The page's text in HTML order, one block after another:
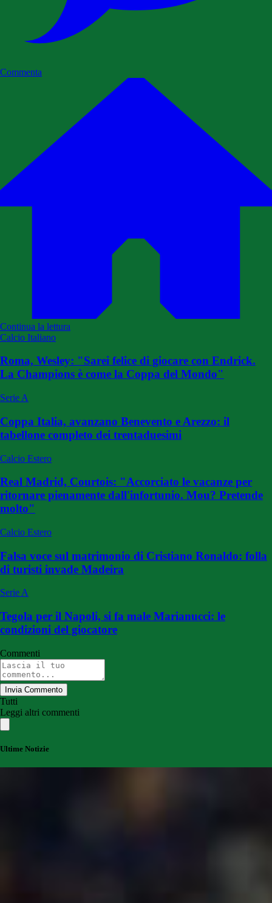
Commenta
Continua la lettura
Calcio Italiano
Roma, Wesley: "Sarei felice di giocare con Endrick.
La Champions è come la Coppa del Mondo"
Serie A
Coppa Italia, avanzano Benevento e Arezzo: il
tabellone completo dei trentaduesimi
Calcio Estero
Real Madrid, Courtois: "Accorciato le vacanze per
ritornare pienamente dall'infortunio. Mou? Pretende
molto"
Calcio Estero
Falsa voce sul matrimonio di Cristiano Ronaldo: folla
di turisti invade Madeira
Serie A
Tegola per il Napoli, si fa male Marianucci: le
condizioni del giocatore
Commenti
Invia Commento
Tutti
Leggi altri commenti
Ultime Notizie